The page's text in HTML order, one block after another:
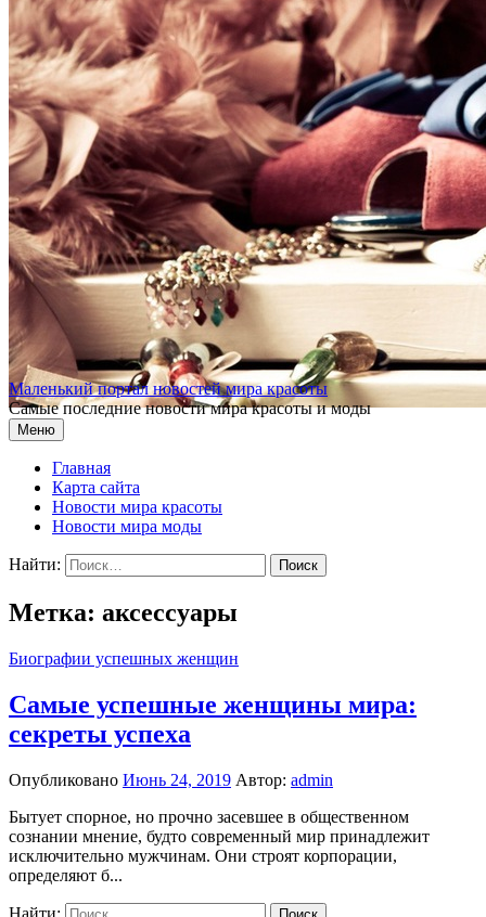
Перейти к содержимому
Маленький портал новостей мира красоты
Самые последние новости мира красоты и моды
Меню
Главная
Карта сайта
Новости мира красоты
Новости мира моды
Найти:
Метка: аксессуары
Биографии успешных женщин
Самые успешные женщины мира:
секреты успеха
Опубликовано Июнь 24, 2019 Автор: admin
Бытует спорное, но прочно засевшее в общественном
сознании мнение, будто современный мир принадлежит
исключительно мужчинам. Они строят корпорации,
определяют б...
Найти: